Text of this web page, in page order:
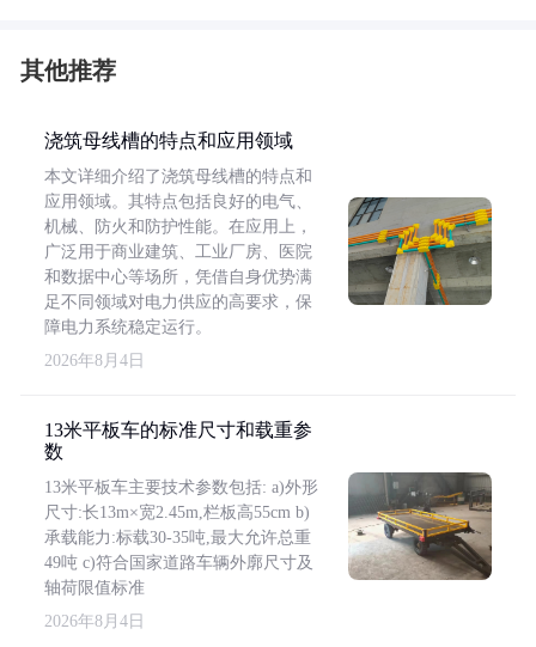
其他推荐
浇筑母线槽的特点和应用领域
本文详细介绍了浇筑母线槽的特点和
应用领域。其特点包括良好的电气、
机械、防火和防护性能。在应用上，
广泛用于商业建筑、工业厂房、医院
和数据中心等场所，凭借自身优势满
足不同领域对电力供应的高要求，保
障电力系统稳定运行。
2026年8月4日
13米平板车的标准尺寸和载重参
数
13米平板车主要技术参数包括: a)外形
尺寸:长13m×宽2.45m,栏板高55cm b)
承载能力:标载30-35吨,最大允许总重
49吨 c)符合国家道路车辆外廓尺寸及
轴荷限值标准
2026年8月4日